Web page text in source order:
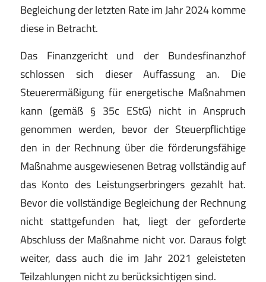
Begleichung der letzten Rate im Jahr 2024 komme
diese in Betracht.
Das Finanzgericht und der Bundesfinanzhof
schlossen sich dieser Auffassung an. Die
Steuerermäßigung für energetische Maßnahmen
kann (gemäß § 35c EStG) nicht in Anspruch
genommen werden, bevor der Steuerpflichtige
den in der Rechnung über die förderungsfähige
Maßnahme ausgewiesenen Betrag vollständig auf
das Konto des Leistungserbringers gezahlt hat.
Bevor die vollständige Begleichung der Rechnung
nicht stattgefunden hat, liegt der geforderte
Abschluss der Maßnahme nicht vor. Daraus folgt
weiter, dass auch die im Jahr 2021 geleisteten
Teilzahlungen nicht zu berücksichtigen sind.